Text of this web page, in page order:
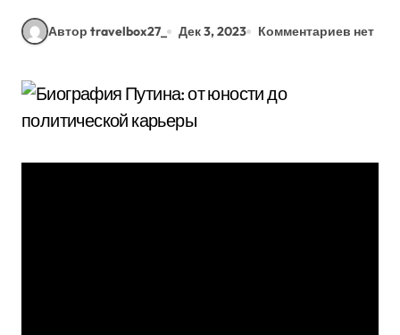
Автор travelbox27_ Дек 3, 2023 Комментариев нет